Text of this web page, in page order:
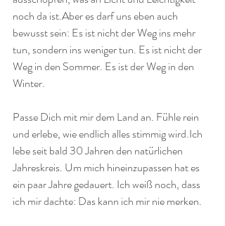
noch da ist.Aber es darf uns eben auch
bewusst sein: Es ist nicht der Weg ins mehr
tun, sondern ins weniger tun. Es ist nicht der
Weg in den Sommer. Es ist der Weg in den
Winter.
Passe Dich mit mir dem Land an. Fühle rein
und erlebe, wie endlich alles stimmig wird.Ich
lebe seit bald 30 Jahren den natürlichen
Jahreskreis. Um mich hineinzupassen hat es
ein paar Jahre gedauert. Ich weiß noch, dass
ich mir dachte: Das kann ich mir nie merken.